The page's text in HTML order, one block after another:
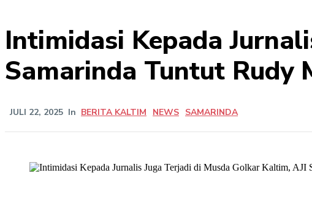
Intimidasi Kepada
Samarinda Tuntut Rudy
JULI 22, 2025 In BERITA KALTIM NEWS SAMARINDA